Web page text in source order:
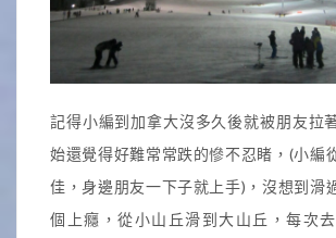
記得小編到加拿大沒多久後就被朋友拉
始還覺得好難常常跌的慘不忍睹，(小編
佳，身邊朋友一下子就上手)，沒想到滑
個上癮，從小山丘滑到大山丘，每次